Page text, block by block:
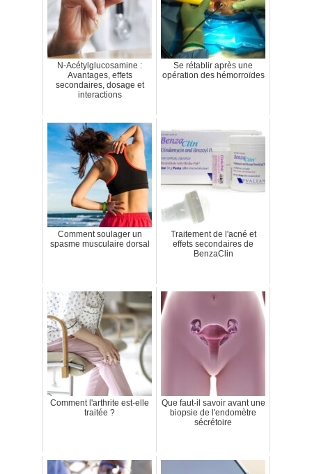
N-Acétylglucosamine :
Avantages, effets
secondaires, dosage et
interactions
Se rétablir après une
opération des hémorroïdes
Comment soulager un
spasme musculaire dorsal
Traitement de l'acné et
effets secondaires de
BenzaClin
Comment l'arthrite est-elle
traitée ?
Que faut-il savoir avant une
biopsie de l'endomètre
sécrétoire